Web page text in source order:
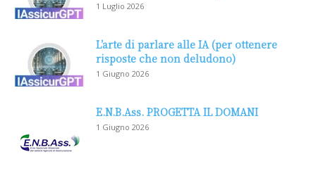
1 Luglio 2026
L’arte di parlare alle IA (per ottenere
risposte che non deludono)
1 Giugno 2026
E.N.B.Ass. PROGETTA IL DOMANI
1 Giugno 2026